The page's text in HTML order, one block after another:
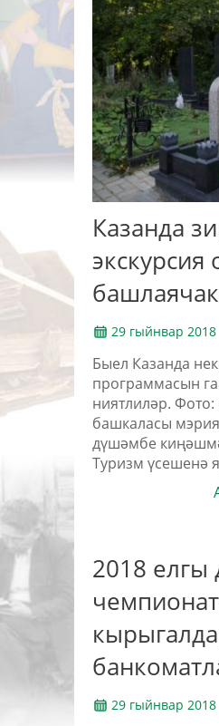
Казанда
29 гыйнвар 2018
Быел Казанда
программасын
ниятлиләр.
башкаласы
дүшәмбе
Туризм үсешенә
2018 елгы
29 гыйнвар 2018